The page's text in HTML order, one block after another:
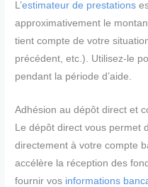
L’estimateur de prestations
approximativement le
tient compte de votre
précédent, etc.). Utilisez-le
pendant la période d’aide.
Adhésion au dépôt direct et
Le dépôt direct vous permet
directement à votre compte
accélère la réception des
fournir vos informations